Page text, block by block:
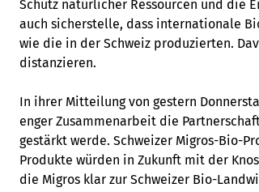
Schutz natürlicher Ressourcen und die
auch sicherstelle, dass internationale
wie die in der Schweiz produzierten.
distanzieren.
In ihrer Mitteilung von gestern
enger Zusammenarbeit die
gestärkt werde. Schweizer Migros-Bio-
Produkte würden in Zukunft mit der
die Migros klar zur Schweizer Bio-